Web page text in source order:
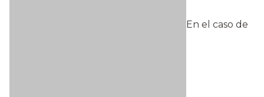
En el caso de